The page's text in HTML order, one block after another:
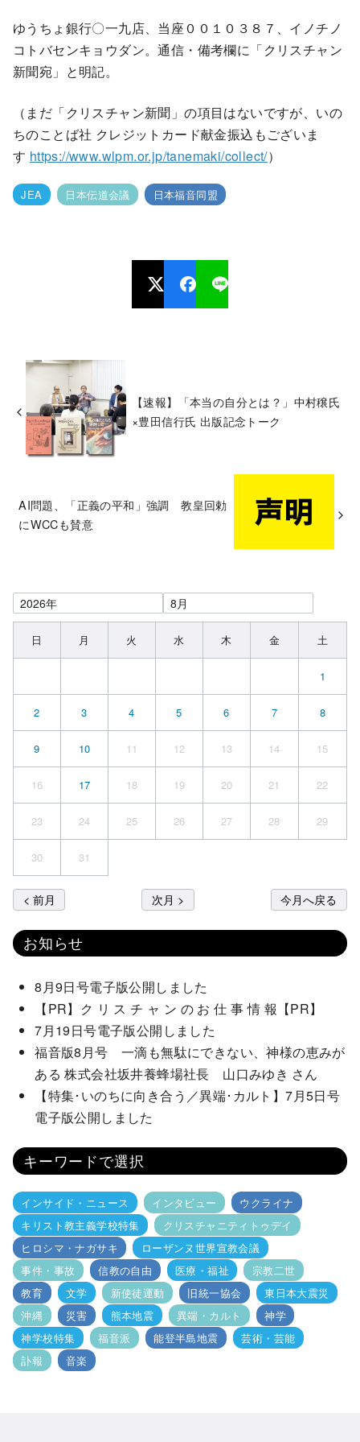
ゆうちょ銀行〇一九店、当座００１０３８７、イノチノ
コトバセンキョウダン。通信・備考欄に「クリスチャン
新聞宛」と明記。
（まだ「クリスチャン新聞」の項目はないですが、いの
ちのことば社 クレジットカード献金振込もございま
す https://www.wlpm.or.jp/tanemaki/collect/）
JEA 日本伝道会議 日本福音同盟
【速報】「本当の自分とは？」中村穣氏
×豊田信行氏 出版記念トーク
AI問題、「正義の平和」強調 教皇回勅
にWCCも賛意
日 月 火 水 木 金 土
1
2 3 4 5 6 7 8
9 10 11 12 13 14 15
16 17 18 19 20 21 22
23 24 25 26 27 28 29
30 31
< 前月 次月 > 今月へ戻る
お知らせ
8月9日号電子版公開しました
【PR】ク リ ス チ ャ ン の お 仕 事 情 報【PR】
7月19日号電子版公開しました
福音版8月号 一滴も無駄にできない、神様の恵みが
ある 株式会社坂井養蜂場社長 山口みゆき さん
【特集･いのちに向き合う／異端･カルト】7月5日号
電子版公開しました
キーワードで選択
インサイド・ニュース インタビュー
ウクライナ
キリスト教主義学校特集
クリスチャニティトゥデイ
ヒロシマ・ナガサキ
ローザンヌ世界宣教会議
事件・事故
信教の自由 医療・福祉
宗教二世
教育
文学 新使徒運動 旧統一協会
東日本大震災
沖縄
災害 熊本地震 異端・カルト
神学
神学校特集
福音派 能登半島地震
芸術・芸能
訃報
音楽